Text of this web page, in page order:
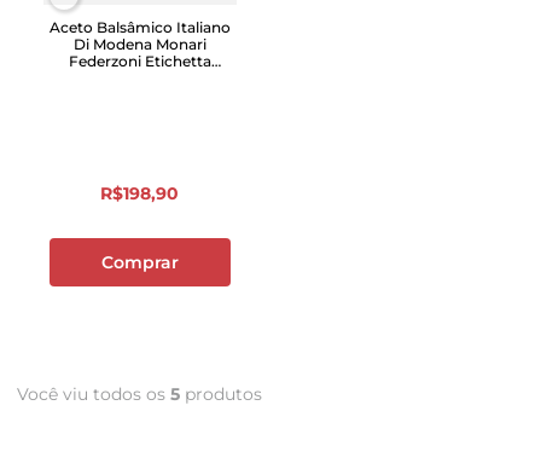
Aceto Balsâmico Italiano
Di Modena Monari
Federzoni Etichetta
R$198,90
Comprar
Você viu todos os 5 produtos